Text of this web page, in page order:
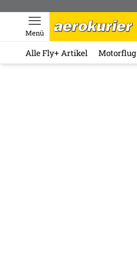
Menü
Alle Fly+ Artikel Motorflug